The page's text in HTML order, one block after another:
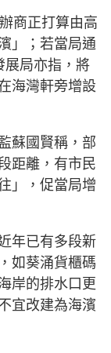
商正打算由高
」；若當局通
展局亦指，將
海灣軒旁增設
蘇國賢稱，部
距離，有市民
」，促當局增
年已有多段新
如葵涌貨櫃碼
岸的排水口更
宜改建為海濱